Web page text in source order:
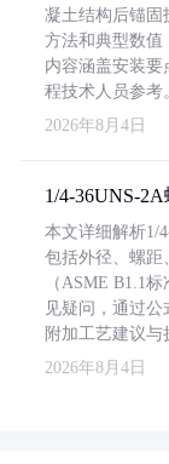
凝土结构后锚固
方法和典型数值
内容涵盖安装
程技术人员参考
2026年8月4日
1/4-36UNS-
本文详细解析1/
包括外径、螺距
（ASME B1.1
见疑问，通过
附加工艺建议与
2026年8月4日